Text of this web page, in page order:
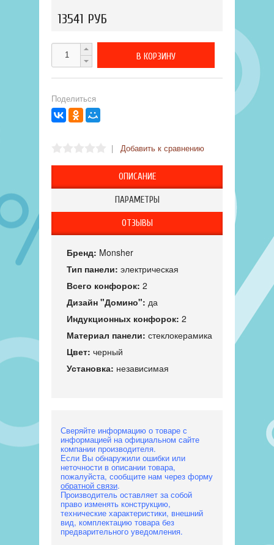
13541 РУБ
Поделиться
| Добавить к сравнению
ОПИСАНИЕ
ПАРАМЕТРЫ
ОТЗЫВЫ
Бренд: Monsher
Тип панели: электрическая
Всего конфорок: 2
Дизайн "Домино": да
Индукционных конфорок: 2
Материал панели: стеклокерамика
Цвет: черный
Установка: независимая
Сверяйте информацию о товаре с
информацией на официальном сайте
компании производителя.
Если Вы обнаружили ошибки или
неточности в описании товара,
пожалуйста, сообщите нам через форму
обратной связи.
Производитель оставляет за собой
право изменять конструкцию,
технические характеристики, внешний
вид, комплектацию товара без
предварительного уведомления.